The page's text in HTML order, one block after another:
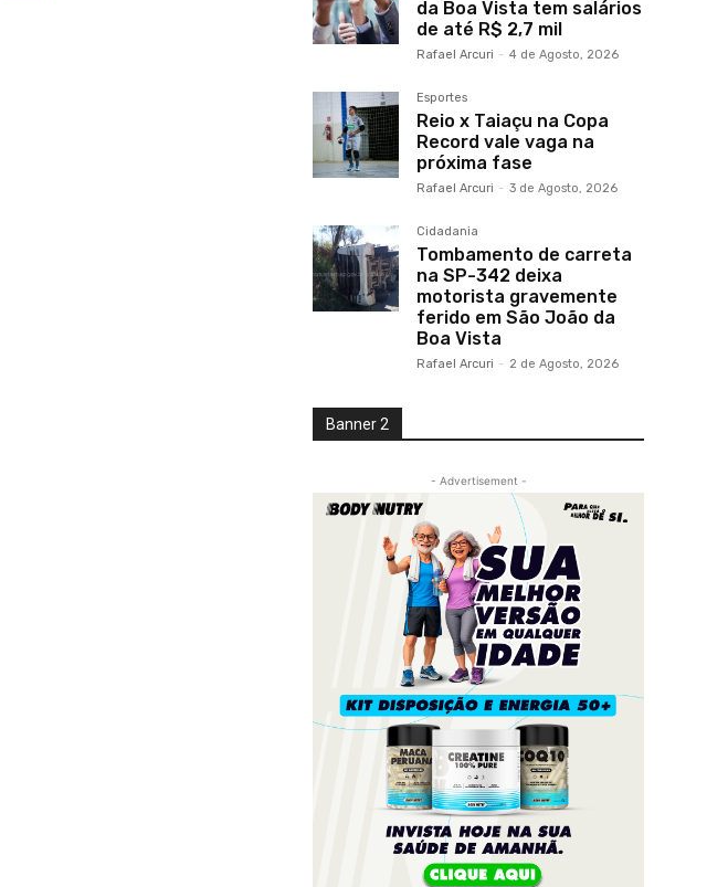
da Boa Vista tem salários
de até R$ 2,7 mil
Rafael Arcuri - 4 de Agosto, 2026
Esportes
Reio x Taiaçu na Copa
Record vale vaga na
próxima fase
Rafael Arcuri - 3 de Agosto, 2026
Cidadania
Tombamento de carreta
na SP-342 deixa
motorista gravemente
ferido em São João da
Boa Vista
Rafael Arcuri - 2 de Agosto, 2026
Banner 2
- Advertisement -